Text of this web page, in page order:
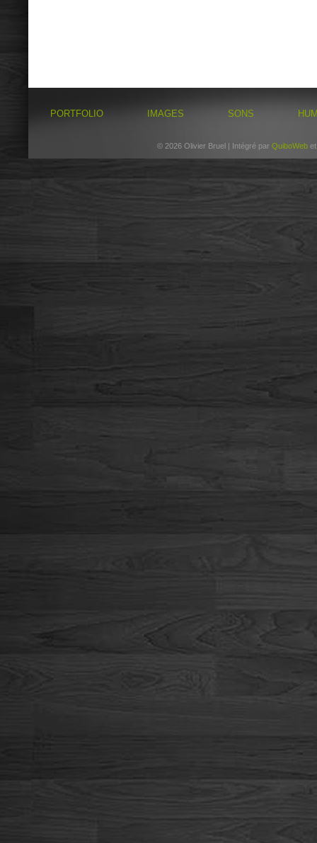
PORTFOLIO IMAGES SONS
© 2026 Olivier Bruel | Intégré par QuiboWeb